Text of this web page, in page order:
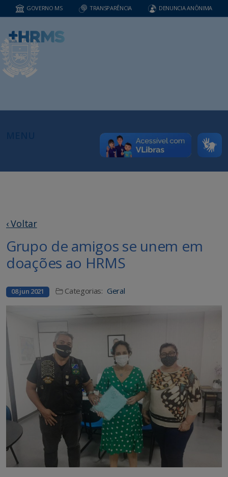
GOVERNO MS TRANSPARÊNCIA DENUNCIA ANÔNIMA
‹ Voltar
Grupo de amigos se unem em
doações ao HRMS
08 jun 2021 Categorias: Geral